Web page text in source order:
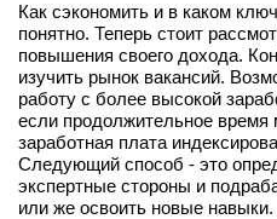
Как сэкономить и в каком
понятно. Теперь стоит
повышения своего дохода.
изучить рынок вакансий.
работу с более высокой
если продолжительное
заработная плата
Следующий способ - это
экспертные стороны и
или же освоить новые навыки.